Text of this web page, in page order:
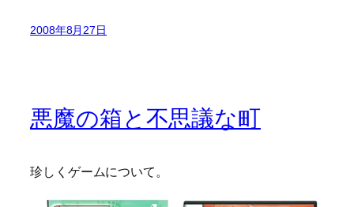
2008年8月27日
悪魔の箱と不思議な町
珍しくゲームについて。